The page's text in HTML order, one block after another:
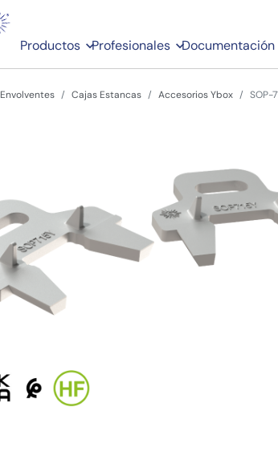
Productos Profesionales Documentación
Envolventes Cajas Estancas Accesorios Ybox SOP-